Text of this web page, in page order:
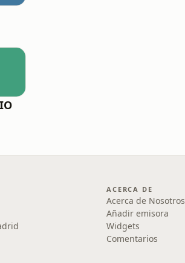
ACERCA DE
Acerca de Nosotros
Añadir emisora
Widgets
Comentarios